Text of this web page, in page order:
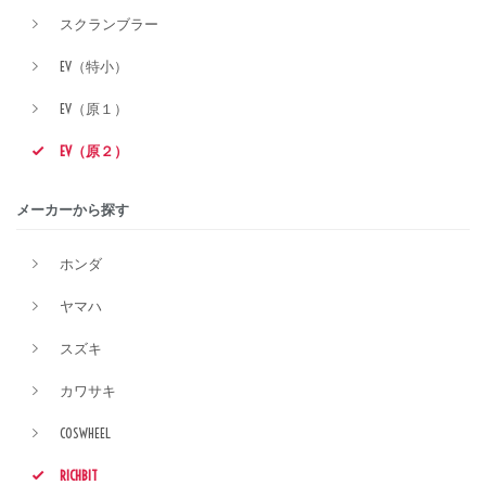
スクランブラー
EV（特小）
EV（原１）
EV（原２）
メーカーから探す
ホンダ
ヤマハ
スズキ
カワサキ
COSWHEEL
RICHBIT